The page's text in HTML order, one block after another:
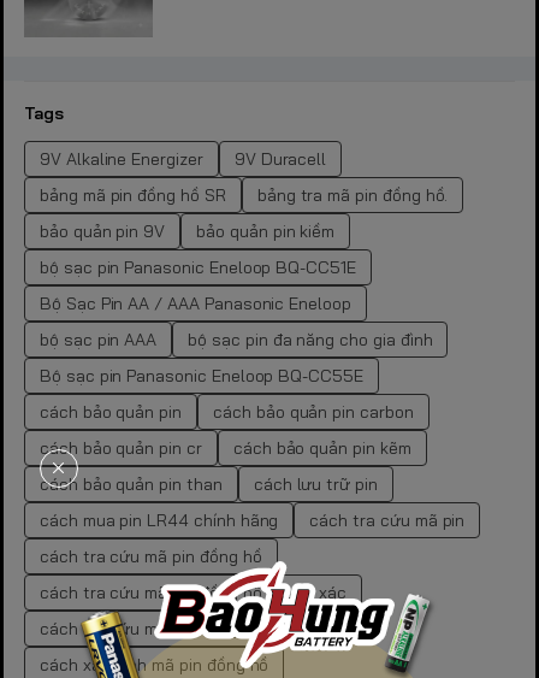
Tags
9V Alkaline Energizer
9V Duracell
bảng mã pin đồng hồ SR
bảng tra mã pin đồng hồ.
bảo quản pin 9V
bảo quản pin kiềm
bộ sạc pin Panasonic Eneloop BQ-CC51E
Bộ Sạc Pin AA / AAA Panasonic Eneloop
bộ sạc pin AAA
bộ sạc pin đa năng cho gia đình
Bộ sạc pin Panasonic Eneloop BQ-CC55E
cách bảo quản pin
cách bảo quản pin carbon
cách bảo quản pin cr
cách bảo quản pin kẽm
cách bảo quản pin than
cách lưu trữ pin
cách mua pin LR44 chính hãng
cách tra cứu mã pin
cách tra cứu mã pin đồng hồ
cách tra cứu mã pin đồng hồ chuẩn xác
cách tra cứu mã pin đồng hồ tại nhà
cách xác định mã pin đồng hồ